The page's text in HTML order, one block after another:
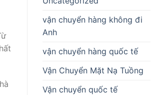
vận chuyển hàng không đi
Anh
vận chuyển hàng quốc tế
Vận Chuyển Mặt Nạ Tuồng
Vận chuyển quốc tế